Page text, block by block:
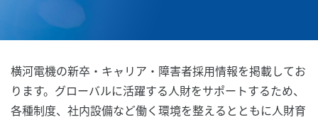
横河電機の新卒・キャリア・障害者採用情報を掲載してお
ります。グローバルに活躍する人財をサポートするため、
各種制度、社内設備など働く環境を整えるとともに人財育